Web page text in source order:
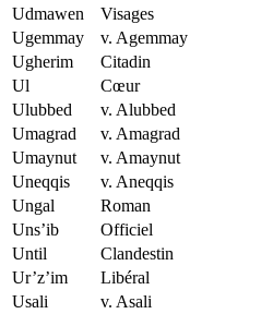
Udmawen
Visages
Ugemmay
v. Agemmay
Ugherim
Citadin
Ul
Cœur
Ulubbed
v. Alubbed
Umagrad
v. Amagrad
Umaynut
v. Amaynut
Uneqqis
v. Aneqqis
Ungal
Roman
Uns’ib
Officiel
Until
Clandestin
Ur’z’im
Libéral
Usali
v. Asali